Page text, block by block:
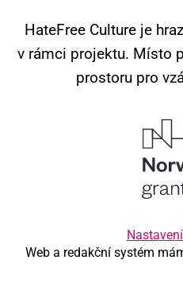
HateFree Culture je
v rámci projektu. Místo
prostoru pro
Web a redakční systém